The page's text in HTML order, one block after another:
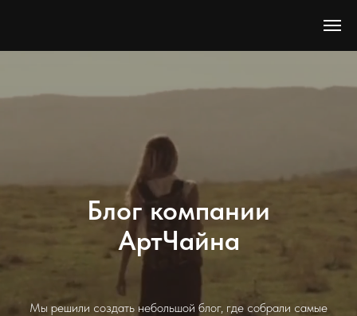
Блог компании
АртЧайна
Мы решили создать небольшой блог, где собрали самые